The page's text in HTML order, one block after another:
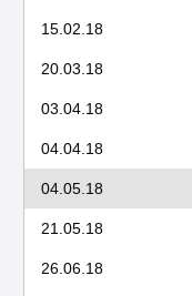
15.02.18
20.03.18
03.04.18
04.04.18
04.05.18
21.05.18
26.06.18